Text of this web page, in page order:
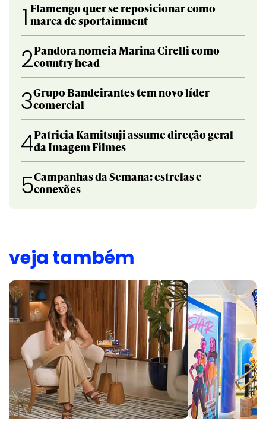
1 Flamengo quer se reposicionar como
marca de sportainment
2Pandora nomeia Marina Cirelli como
country head
3Grupo Bandeirantes tem novo líder
comercial
4Patricia Kamitsuji assume direção geral
da Imagem Filmes
5Campanhas da Semana: estrelas e
conexões
veja também